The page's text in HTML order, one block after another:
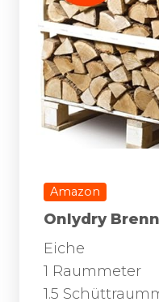
Amazon
Onlydry
Eiche
1 Raummeter
1.5